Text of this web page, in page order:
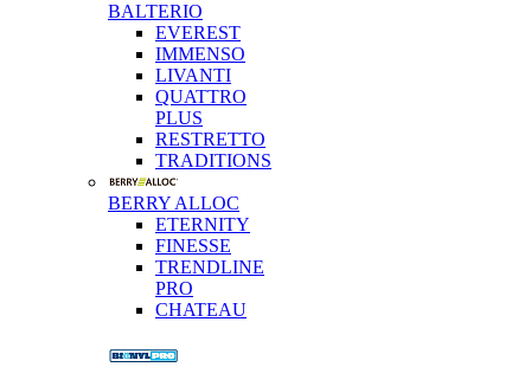
BALTERIO
EVEREST
IMMENSO
LIVANTI
QUATTRO
PLUS
RESTRETTO
TRADITIONS
BERRY ALLOC
ETERNITY
FINESSE
TRENDLINE
PRO
CHATEAU